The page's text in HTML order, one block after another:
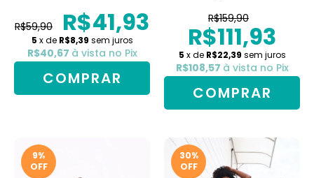
R$59,90 R$41,93
5 x de R$8,39 sem juros
R$40,67 à vista no Pix
COMPRAR
R$159,90
R$111,93
5 x de R$22,39 sem juros
R$108,57 à vista no Pix
COMPRAR
9%
OFF
30%
OFF